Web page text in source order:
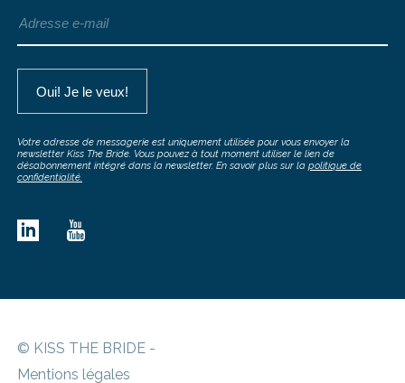
Votre adresse de messagerie est uniquement utilisée pour vous envoyer la
newsletter Kiss The Bride. Vous pouvez à tout moment utiliser le lien de
désabonnement intégré dans la newsletter. En savoir plus sur la politique de
confidentialité.
© KISS THE BRIDE -
Mentions légales